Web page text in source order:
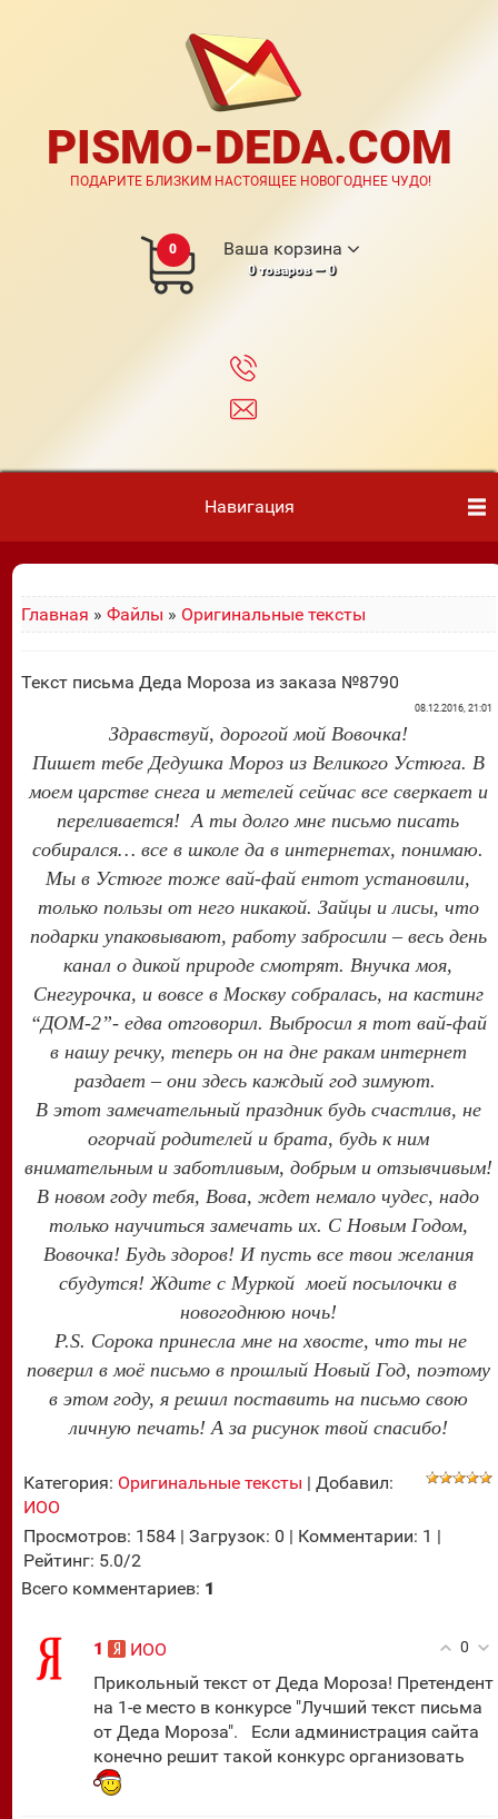
PISMO-DEDA.COM
ПОДАРИТЕ БЛИЗКИМ НАСТОЯЩЕЕ НОВОГОДНЕЕ ЧУДО!
0 Ваша корзина
0товаров —0
Навигация
Главная »Файлы » Оригинальные тексты
Текст письма Деда Мороза из заказа №8790
08.12.2016, 21:01
Здравствуй, дорогой мой Вовочка!
Пишет тебе Дедушка Мороз из Великого Устюга. В
моем царстве снега и метелей сейчас все сверкает и
переливается! А ты долго мне письмо писать
собирался… все в школе да в интернетах, понимаю.
Мы в Устюге тоже вай-фай ентот установили,
только пользы от него никакой. Зайцы и лисы, что
подарки упаковывают, работу забросили – весь день
канал о дикой природе смотрят. Внучка моя,
Снегурочка, и вовсе в Москву собралась, на кастинг
“ДОМ-2”- едва отговорил. Выбросил я тот вай-фай
в нашу речку, теперь он на дне ракам интернет
раздает – они здесь каждый год зимуют.
В этот замечательный праздник будь счастлив, не
огорчай родителей и брата, будь к ним
внимательным и заботливым, добрым и отзывчивым!
В новом году тебя, Вова, ждет немало чудес, надо
только научиться замечать их. С Новым Годом,
Вовочка! Будь здоров! И пусть все твои желания
сбудутся! Ждите с Муркой моей посылочки в
новогоднюю ночь!
P.S. Сорока принесла мне на хвосте, что ты не
поверил в моё письмо в прошлый Новый Год, поэтому
в этом году, я решил поставить на письмо свою
личную печать! А за рисунок твой спасибо!
Категория: Оригинальные тексты |Добавил:
ИОО
Просмотров: 1584 |Загрузок: 0 | Комментарии: 1 |
Рейтинг: 5.0/2
Всего комментариев: 1
0
1
ИОО
Прикольный текст от Деда Мороза! Претендент
на 1-е место в конкурсе "Лучший текст письма
от Деда Мороза". Если администрация сайта
конечно решит такой конкурс организовать